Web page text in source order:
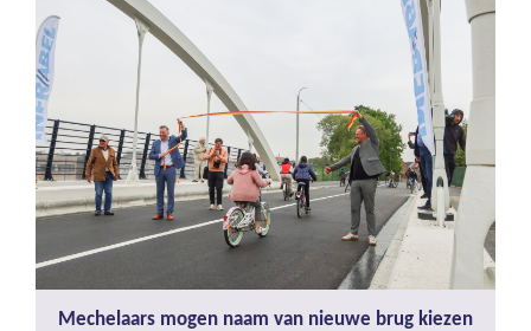
Mechelaars mogen naam van nieuwe brug kiezen